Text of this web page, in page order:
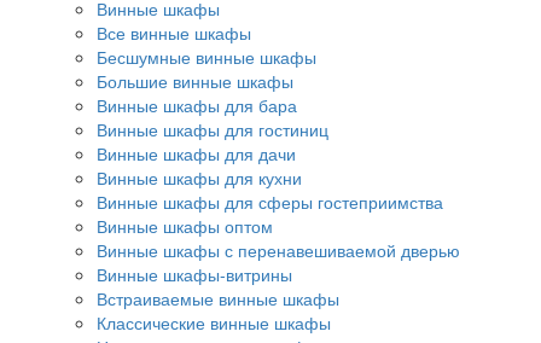
Винные шкафы
Все винные шкафы
Бесшумные винные шкафы
Большие винные шкафы
Винные шкафы для бара
Винные шкафы для гостиниц
Винные шкафы для дачи
Винные шкафы для кухни
Винные шкафы для сферы гостеприимства
Винные шкафы оптом
Винные шкафы с перенавешиваемой дверью
Винные шкафы-витрины
Встраиваемые винные шкафы
Классические винные шкафы